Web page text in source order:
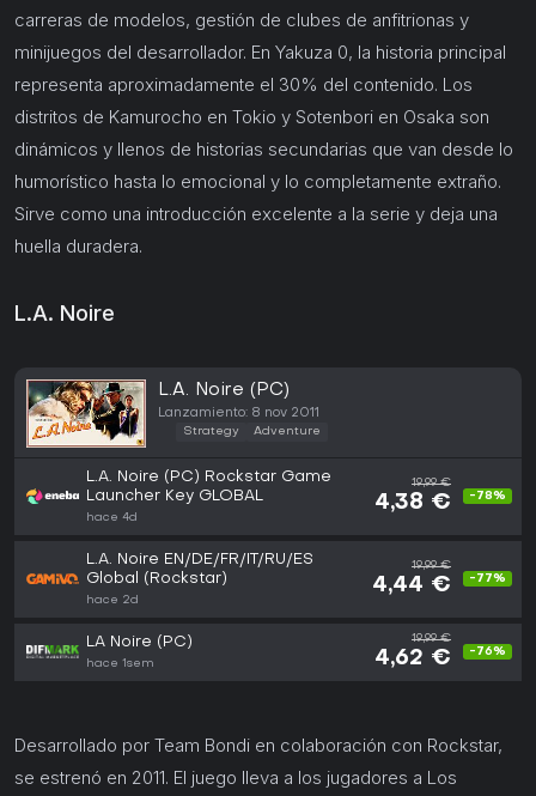
carreras de modelos, gestión de clubes de anfitrionas y
minijuegos del desarrollador. En Yakuza 0, la historia principal
representa aproximadamente el 30% del contenido. Los
distritos de Kamurocho en Tokio y Sotenbori en Osaka son
dinámicos y llenos de historias secundarias que van desde lo
humorístico hasta lo emocional y lo completamente extraño.
Sirve como una introducción excelente a la serie y deja una
huella duradera.
L.A. Noire
L.A. Noire (PC)
Lanzamiento: 8 nov 2011
Strategy Adventure
L.A. Noire (PC) Rockstar Game
Launcher Key GLOBAL
hace 4d
19,99 €
4,38 € -78%
L.A. Noire EN/DE/FR/IT/RU/ES
Global (Rockstar)
hace 2d
19,99 €
4,44 € -77%
LA Noire (PC)
hace 1sem
19,99 €
4,62 € -76%
Desarrollado por Team Bondi en colaboración con Rockstar,
se estrenó en 2011. El juego lleva a los jugadores a Los